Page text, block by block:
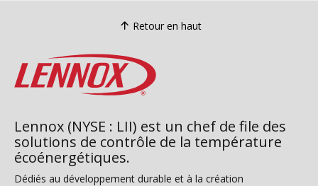
Retour en haut
Lennox (NYSE : LII) est un chef de file des
solutions de contrôle de la température
écoénergétiques.
Dédiés au développement durable et à la création